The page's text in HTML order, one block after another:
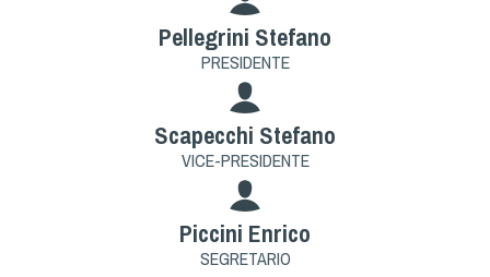
Pellegrini Stefano
PRESIDENTE
Scapecchi Stefano
VICE-PRESIDENTE
Piccini Enrico
SEGRETARIO
Cinofilia Sportiva
Agility
DiscDog
Dog Balance
Dog Trail
Dog Triathlon
Hoopers
Mantrailing